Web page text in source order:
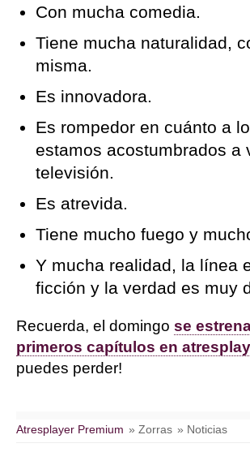
Con mucha comedia.
Tiene mucha naturalidad,
misma.
Es innovadora.
Es rompedor en cuánto a
estamos acostumbrados a
televisión.
Es atrevida.
Tiene mucho fuego y
Y mucha realidad, la línea
ficción y la verdad es muy
Recuerda, el domingo se
primeros capítulos en
puedes perder!
Atresplayer Premium » Zorras » Noticias